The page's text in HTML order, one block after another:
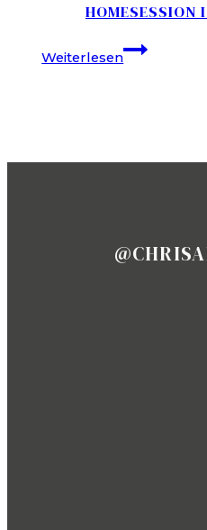
HOMESESSION
Weiterlesen